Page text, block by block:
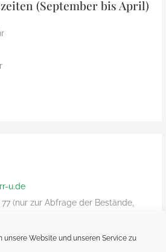
unsere Website und unseren Service zu
(September bis April)
u.de
(nur zur Abfrage der Bestände,
(Versandkosten: € 8,90)